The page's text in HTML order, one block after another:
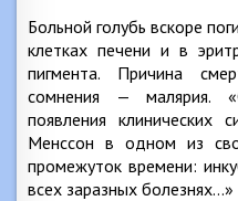
Больной голубь вскоре
клетках печени и в
пигмента. Причина
сомнения — малярия.
появления клинических
Менссон в одном из
промежуток времени:
всех заразных болезнях…»